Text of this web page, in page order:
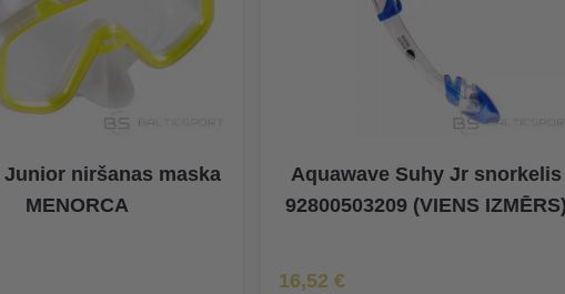
Junior niršanas maska
MENORCA
Aquawave Suhy Jr snorkelis
92800503209 (VIENS IZMĒRS)
Īpaša Cena
16,52 €